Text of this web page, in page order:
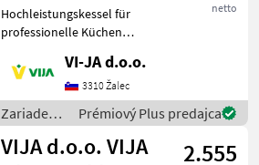
netto
Hochleistungskessel für
professionelle Küchen
vielseitigen
Hochleistungskessel,
perfekt geeignet für eine
Vielzahl an
Zubereitungsarten. Ob für
VI-JA d.o.o.
3310 Žalec
Zariadenia
potravinárskeho
priemyslu
Prémiový Plus predajca
VIJA d.o.o. VIJA
2.555